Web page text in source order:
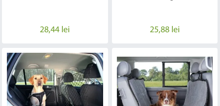
28,44 lei 25,88 lei